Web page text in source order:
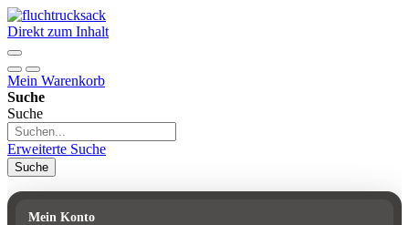
Direkt zum Inhalt
Mein Warenkorb
Suche
Suche
Erweiterte Suche
Suche
Mein Konto